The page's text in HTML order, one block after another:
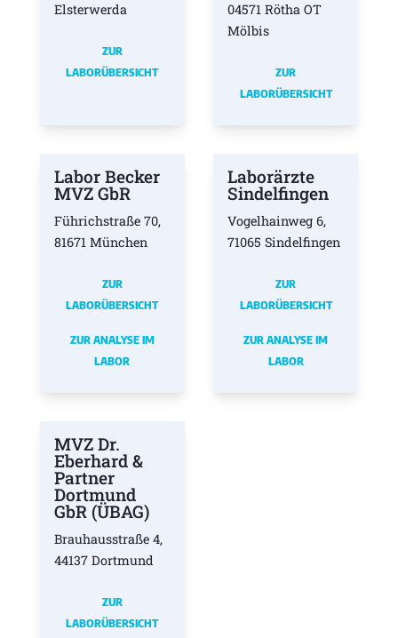
Elsterwerda
ZUR
LABORÜBERSICHT
04571 Rötha OT
Mölbis
ZUR
LABORÜBERSICHT
Labor Becker
MVZ GbR
Führichstraße 70,
81671 München
ZUR
LABORÜBERSICHT
ZUR ANALYSE IM
LABOR
Laborärzte
Sindelfingen
Vogelhainweg 6,
71065 Sindelfingen
ZUR
LABORÜBERSICHT
ZUR ANALYSE IM
LABOR
MVZ Dr.
Eberhard &
Partner
Dortmund
GbR (ÜBAG)
Brauhausstraße 4,
44137 Dortmund
ZUR
LABORÜBERSICHT